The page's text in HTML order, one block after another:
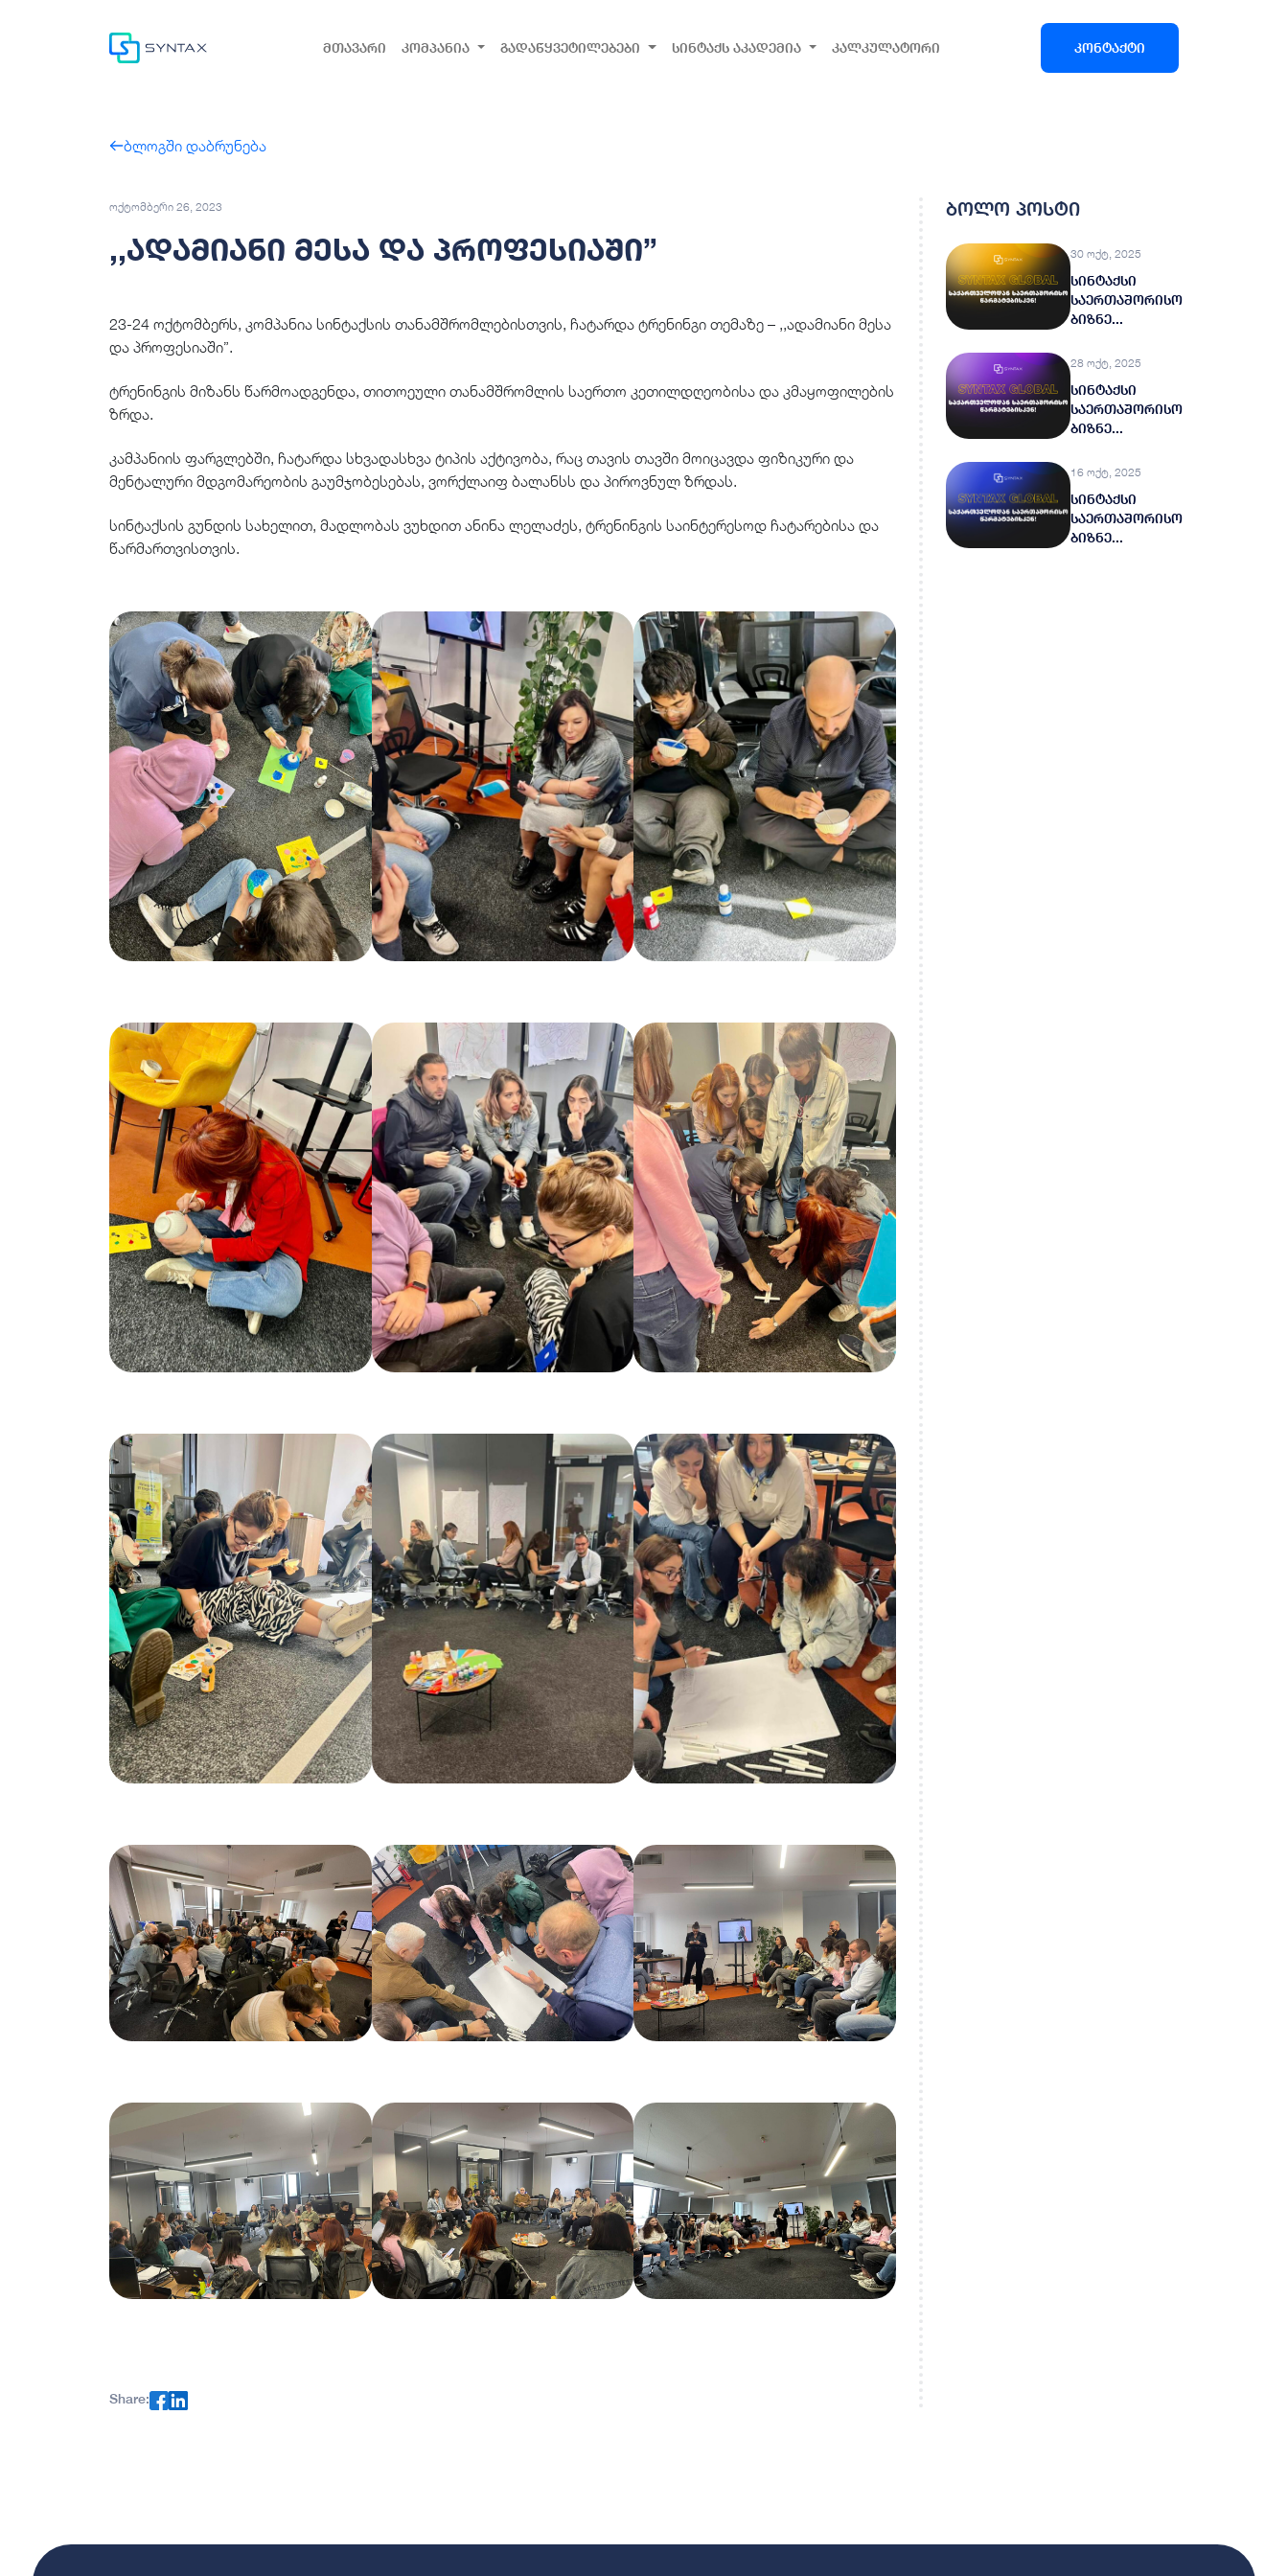
მთავარი კომპანია გადაწყვეტილებები სინტაქს აკადემია კალკულატორი კონტაქტი
ბლოგში დაბრუნება
ოქტომბერი 26, 2023
,,ადამიანი მესა და პროფესიაში”
23-24 ოქტომბერს, კომპანია სინტაქსის თანამშრომლებისთვის, ჩატარდა ტრენინგი თემაზე – ,,ადამიანი მესა
და პროფესიაში”.
ტრენინგის მიზანს წარმოადგენდა, თითოეული თანამშრომლის საერთო კეთილდღეობისა და კმაყოფილების
ზრდა.
კამპანიის ფარგლებში, ჩატარდა სხვადასხვა ტიპის აქტივობა, რაც თავის თავში მოიცავდა ფიზიკური და
მენტალური მდგომარეობის გაუმჯობესებას, ვორქლაიფ ბალანსს და პიროვნულ ზრდას.
სინტაქსის გუნდის სახელით, მადლობას ვუხდით ანინა ლელაძეს, ტრენინგის საინტერესოდ ჩატარებისა და
წარმართვისთვის.
Share:
ბოლო პოსტი
30 ოქტ, 2025
სინტაქსი
საერთაშორისო
ბიზნე...
28 ოქტ, 2025
სინტაქსი
საერთაშორისო
ბიზნე...
16 ოქტ, 2025
სინტაქსი
საერთაშორისო
ბიზნე...